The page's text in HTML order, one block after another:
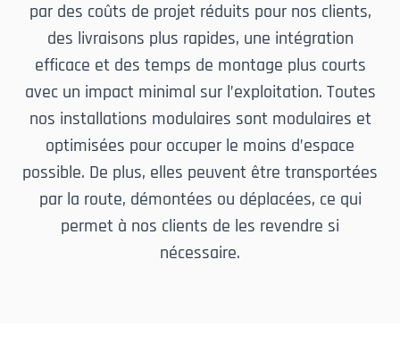
par des coûts de projet réduits pour nos clients,
des livraisons plus rapides, une intégration
efficace et des temps de montage plus courts
avec un impact minimal sur l’exploitation. Toutes
nos installations modulaires sont modulaires et
optimisées pour occuper le moins d’espace
possible. De plus, elles peuvent être transportées
par la route, démontées ou déplacées, ce qui
permet à nos clients de les revendre si
nécessaire.